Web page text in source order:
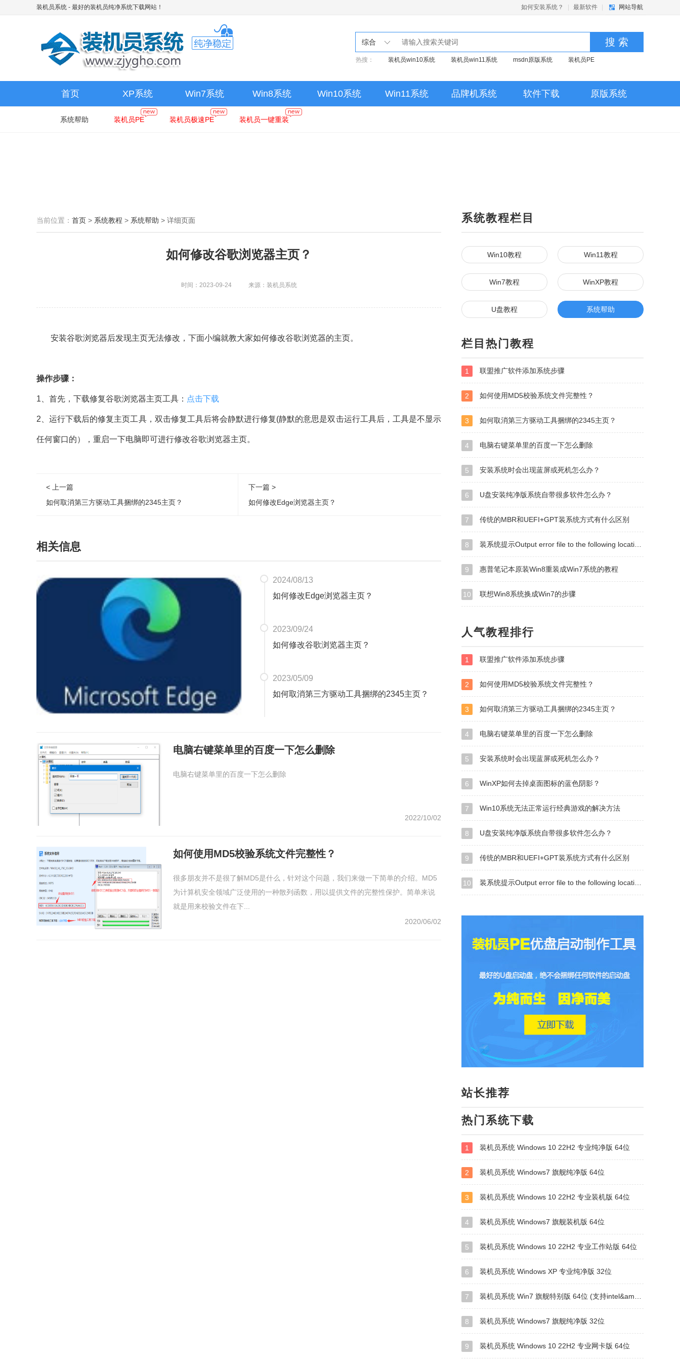
装机员系统 - 最好的装机员纯净系统下载网站！ 如何安装系统？ 最新软件 网站导航
综合 搜 索
热搜： 装机员win10系统 装机员win11系统 msdn原版系统 装机员PE
首页 XP系统 Win7系统 Win8系统 Win10系统 Win11系统 品牌机系统 软件下载 原版系统
系统帮助 装机员PE 装机员极速PE 装机员一键重装
当前位置： 首页 > 系统教程 > 系统帮助 > 详细页面
如何修改谷歌浏览器主页？
时间：2023-09-24 来源：装机员系统
安装谷歌浏览器后发现主页无法修改，下面小编就教大家如何修改谷歌浏览器的主页。
操作步骤：
1、首先，下载修复谷歌浏览器主页工具： 点击下载
2、运行下载后的修复主页工具，双击修复工具后将会静默进行修复(静默的意思是双击运行工具后，工具是不显示
任何窗口的），重启一下电脑即可进行修改谷歌浏览器主页。
< 上一篇
如何取消第三方驱动工具捆绑的2345主页？
下一篇 >
如何修改Edge浏览器主页？
相关信息
2024/08/13
如何修改Edge浏览器主页？
2023/09/24
如何修改谷歌浏览器主页？
2023/05/09
如何取消第三方驱动工具捆绑的2345主页？
电脑右键菜单里的百度一下怎么删除
电脑右键菜单里的百度一下怎么删除
2022/10/02
如何使用MD5校验系统文件完整性？
很多朋友并不是很了解MD5是什么，针对这个问题，我们来做一下简单的介绍。MD5
为计算机安全领域广泛使用的一种散列函数，用以提供文件的完整性保护。简单来说
就是用来校验文件在下...
2020/06/02
系统教程栏目
Win10教程 Win11教程
Win7教程 WinXP教程
U盘教程 系统帮助
栏目热门教程
1 联盟推广软件添加系统步骤
2 如何使用MD5校验系统文件完整性？
3 如何取消第三方驱动工具捆绑的2345主页？
4 电脑右键菜单里的百度一下怎么删除
5 安装系统时会出现蓝屏或死机怎么办？
6 U盘安装纯净版系统自带很多软件怎么办？
7 传统的MBR和UEFI+GPT装系统方式有什么区别
8 装系统提示Output error file to the following location A：\ghosterr.txt怎么办？
9 惠普笔记本原装Win8重装成Win7系统的教程
10 联想Win8系统换成Win7的步骤
人气教程排行
1 联盟推广软件添加系统步骤
2 如何使用MD5校验系统文件完整性？
3 如何取消第三方驱动工具捆绑的2345主页？
4 电脑右键菜单里的百度一下怎么删除
5 安装系统时会出现蓝屏或死机怎么办？
6 WinXP如何去掉桌面图标的蓝色阴影？
7 Win10系统无法正常运行经典游戏的解决方法
8 U盘安装纯净版系统自带很多软件怎么办？
9 传统的MBR和UEFI+GPT装系统方式有什么区别
10 装系统提示Output error file to the following location A：\ghosterr.txt怎么办？
站长推荐
热门系统下载
1 装机员系统 Windows 10 22H2 专业纯净版 64位
2 装机员系统 Windows7 旗舰纯净版 64位
3 装机员系统 Windows 10 22H2 专业装机版 64位
4 装机员系统 Windows7 旗舰装机版 64位
5 装机员系统 Windows 10 22H2 专业工作站版 64位
6 装机员系统 Windows XP 专业纯净版 32位
7 装机员系统 Win7 旗舰特别版 64位 (支持intel&amd最新硬件)
8 装机员系统 Windows7 旗舰纯净版 32位
9 装机员系统 Windows 10 22H2 专业网卡版 64位